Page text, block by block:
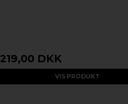
219,00 DKK
VIS PRODUKT